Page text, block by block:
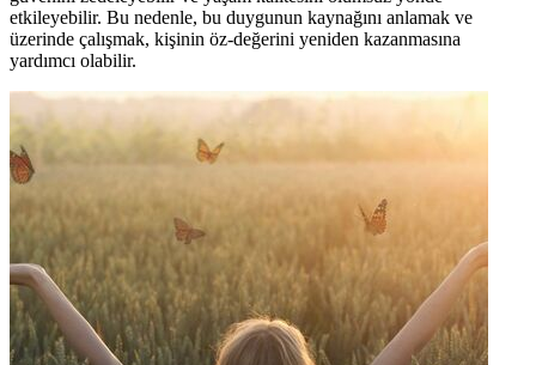
etkileyebilir. Bu nedenle, bu duygunun kaynağını anlamak ve
üzerinde çalışmak, kişinin öz-değerini yeniden kazanmasına
yardımcı olabilir.